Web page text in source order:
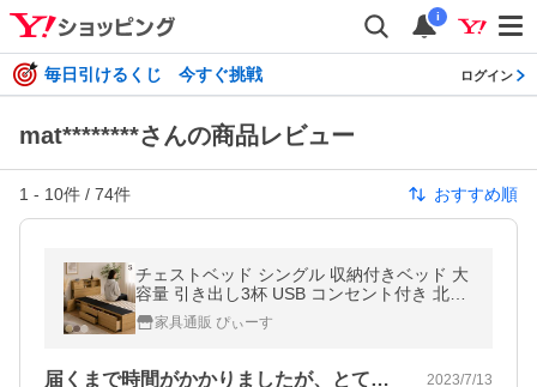
i
毎日引けるくじ 今すぐ挑戦 ログイン
mat********さんの商品レビュー
1 - 10件 / 74件 おすすめ順
チェストベッド シングル 収納付きベッド 大
容量 引き出し3杯 USB コンセント付き 北欧
おしゃれ ホワイト
家具通販 ぴぃーす
届くまで時間がかかりましたが、とてもよ… 2023/7/13